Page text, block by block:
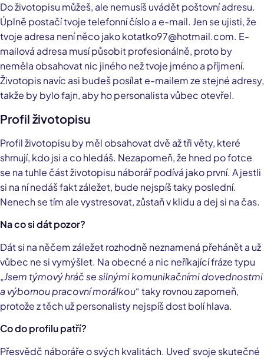
Do životopisu můžeš, ale nemusíš uvádět poštovní adresu.
Úplně postačí tvoje telefonní číslo a e-mail. Jen se ujisti, že
tvoje adresa není něco jako kotatko97@hotmail.com. E-
mailová adresa musí působit profesionálně, proto by
neměla obsahovat nic jiného než tvoje jméno a příjmení.
Životopis navíc asi budeš posílat e-mailem ze stejné adresy,
takže by bylo fajn, aby ho personalista vůbec otevřel.
Profil životopisu
Profil životopisu by měl obsahovat dvě až tři věty, které
shrnují, kdo jsi a co hledáš. Nezapomeň, že hned po fotce
se na tuhle část životopisu náborář podívá jako první. A jestli
si na ní nedáš fakt záležet, bude nejspíš taky poslední.
Nenech se tím ale vystresovat, zůstaň v klidu a dej si na čas.
Na co si dát pozor?
Dát si na něčem záležet rozhodně neznamená přehánět a už
vůbec ne si vymýšlet. Na obecné a nic neříkající fráze typu
„Jsem týmový hráč se silnými komunikačními dovednostmi
a výbornou pracovní morálkou“ taky rovnou zapomeň,
protože z těch už personalisty nejspíš dost bolí hlava.
Co do profilu patří?
Přesvědč náboráře o svých kvalitách. Uveď svoje skutečné